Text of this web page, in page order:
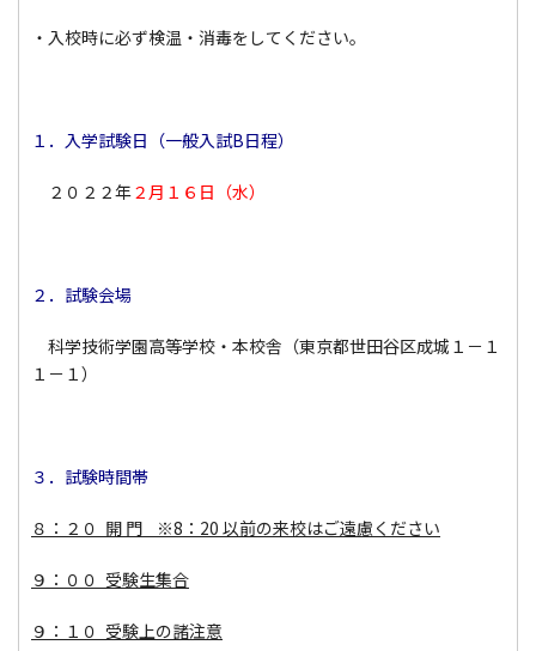
・入校時に必ず検温・消毒をしてください。
１．入学試験日（一般入試B日程）
２０２２年２月１６日（水）
２．試験会場
科学技術学園高等学校・本校舎（東京都世田谷区成城１－１
１－１）
３．試験時間帯
８：２０ 開 門 ※8：20 以前の来校はご遠慮ください
９：００ 受験生集合
９：１０ 受験上の諸注意